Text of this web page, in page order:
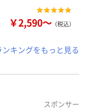
￥2,590～ （税込）
ンキングをもっと見る
スポンサー